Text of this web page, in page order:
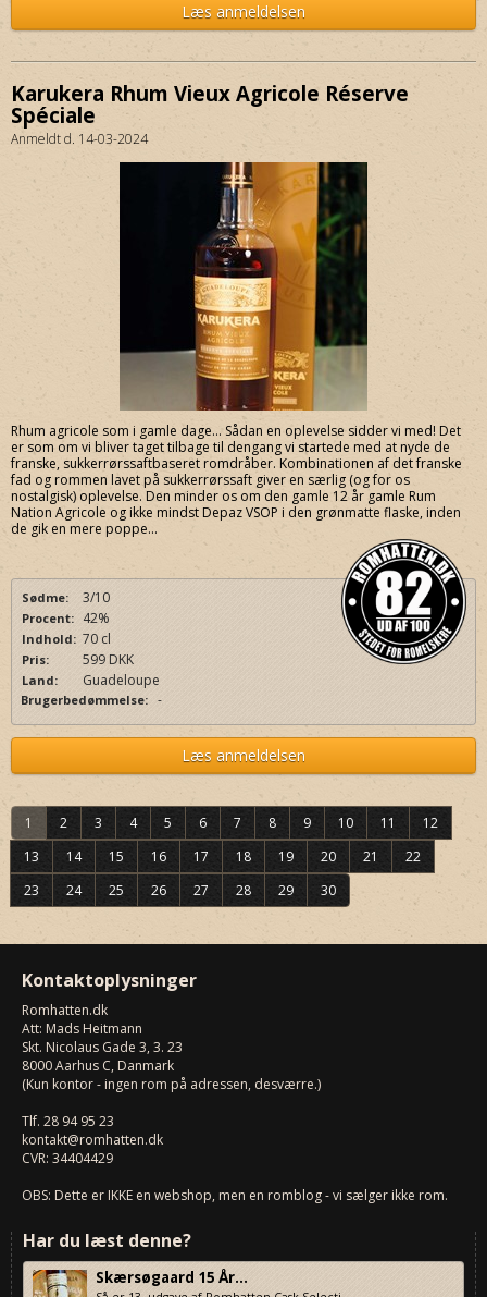
Læs anmeldelsen
Karukera Rhum Vieux Agricole Réserve
Spéciale
Anmeldt d. 14-03-2024
Rhum agricole som i gamle dage… Sådan en oplevelse sidder vi med! Det
er som om vi bliver taget tilbage til dengang vi startede med at nyde de
franske, sukkerrørssaftbaseret romdråber. Kombinationen af det franske
fad og rommen lavet på sukkerrørssaft giver en særlig (og for os
nostalgisk) oplevelse. Den minder os om den gamle 12 år gamle Rum
Nation Agricole og ikke mindst Depaz VSOP i den grønmatte flaske, inden
de gik en mere poppe...
Sødme: 3/10
Procent: 42%
Indhold: 70 cl
Pris: 599 DKK
Land: Guadeloupe
Brugerbedømmelse: -
Læs anmeldelsen
1 2 3 4 5 6 7 8 9 10 11
12
13
14 15 16 17 18 19 20 21
22
23
24 25 26 27 28 29 30
Kontaktoplysninger
Romhatten.dk
Att: Mads Heitmann
Skt. Nicolaus Gade 3, 3. 23
8000Aarhus C, Danmark
(Kun kontor - ingen rom på adressen, desværre.)
Tlf. 28 94 95 23
kontakt@romhatten.dk
CVR: 34404429
OBS: Dette er IKKE en webshop, men en romblog - vi sælger ikke rom.
Har du læst denne?
Skærsøgaard 15 År...